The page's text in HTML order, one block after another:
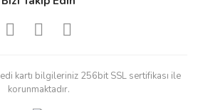
kartı bilgileriniz 256bit SSL sertifikası ile
korunmaktadır.